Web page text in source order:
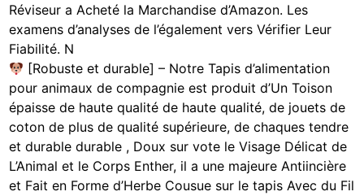
Réviseur a Acheté la Marchandise d’Amazon. Les
examens d’analyses de l’également vers Vérifier Leur
Fiabilité. N
[Robuste et durable] – Notre Tapis d’alimentation
pour animaux de compagnie est produit d’Un Toison
épaisse de haute qualité de haute qualité, de jouets de
coton de plus de qualité supérieure, de chaques tendre
et durable durable , Doux sur vote le Visage Délicat de
L’Animal et le Corps Enther, il a une majeure Antiincière
et Fait en Forme d’Herbe Cousue sur le tapis Avec du Fil